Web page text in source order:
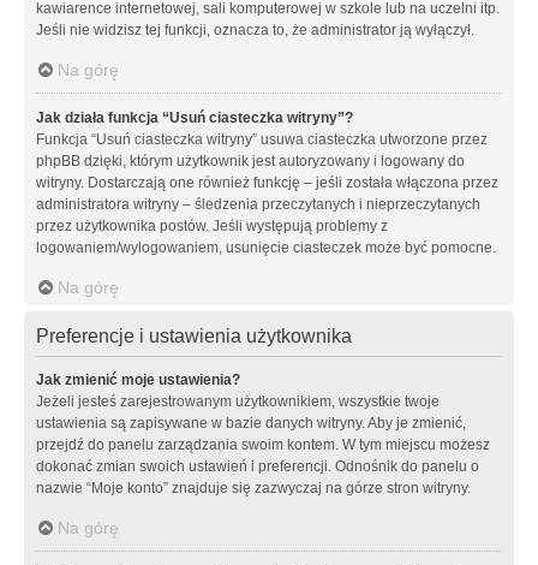
kawiarence internetowej, sali komputerowej w szkole lub na uczelni itp.
Jeśli nie widzisz tej funkcji, oznacza to, że administrator ją wyłączył.
Na górę
Jak działa funkcja “Usuń ciasteczka witryny”?
Funkcja “Usuń ciasteczka witryny” usuwa ciasteczka utworzone przez
phpBB dzięki, którym użytkownik jest autoryzowany i logowany do
witryny. Dostarczają one również funkcję – jeśli została włączona przez
administratora witryny – śledzenia przeczytanych i nieprzeczytanych
przez użytkownika postów. Jeśli występują problemy z
logowaniem/wylogowaniem, usunięcie ciasteczek może być pomocne.
Na górę
Preferencje i ustawienia użytkownika
Jak zmienić moje ustawienia?
Jeżeli jesteś zarejestrowanym użytkownikiem, wszystkie twoje
ustawienia są zapisywane w bazie danych witryny. Aby je zmienić,
przejdź do panelu zarządzania swoim kontem. W tym miejscu możesz
dokonać zmian swoich ustawień i preferencji. Odnośnik do panelu o
nazwie “Moje konto” znajduje się zazwyczaj na górze stron witryny.
Na górę